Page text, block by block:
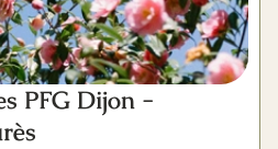
PFG Dijon -